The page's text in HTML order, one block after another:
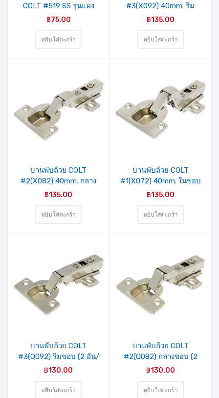
COLT #519 SS รุ่นแผง
฿75.00
หยิบใส่ตะกร้า
#3(X092) 40mm. ริม
ขอบ Soft closing (2อัน/
฿135.00
หยิบใส่ตะกร้า
บานพับถ้วย COLT
#2(X082) 40mm. กลาง
ขอบ Soft closing (2อัน/
฿135.00
หยิบใส่ตะกร้า
บานพับถ้วย COLT
#1(X072) 40mm. ในขอบ
Soft closing (2อัน/ชุด)
฿135.00
หยิบใส่ตะกร้า
บานพับถ้วย COLT
#3(Q092) ริมขอบ (2 อัน/
แพ็ค)
฿130.00
หยิบใส่ตะกร้า
บานพับถ้วย COLT
#2(Q082) กลางขอบ (2
อัน/แพ็ค)
฿130.00
หยิบใส่ตะกร้า